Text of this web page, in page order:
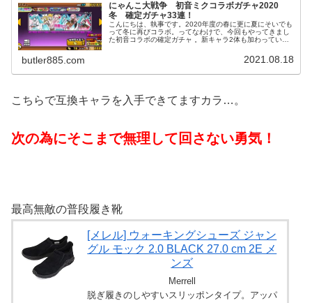
にゃんこ大戦争 初音ミクコラボガチャ2020
冬 確定ガチャ33連！
こんにちは、執事です。2020年度の春に更に夏にそいでも
って冬に再びコラボ。ってなわけで、今回もやってきまし
た初音コラボの確定ガチャ 。新キャラ2体も加わっている
butler885.com 2021.08.18
こちらで互換キャラを入手できてますカラ…。
次の為にそこまで無理して回さない勇気！
最高無敵の普段履き靴
[メレル] ウォーキングシューズ ジャン
グル モック 2.0 BLACK 27.0 cm 2E メ
ンズ
Merrell
脱ぎ履きのしやすいスリッポンタイプ。アッパ